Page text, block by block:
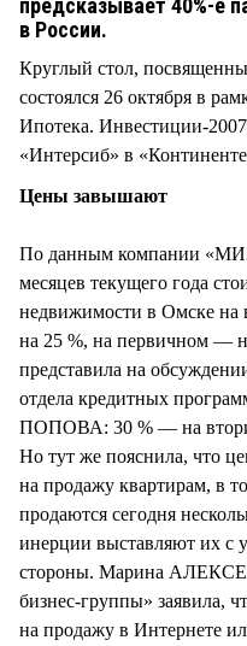
предсказывает 40%-е
в России.
Круглый стол,
состоялся 26 октября в
Ипотека. Инвестиции-
«Интерсиб» в
Цены завышают
По данным компании
месяцев текущего года
недвижимости в Омске на
на 25 %, на первичном —
представила на
отдела кредитных
ПОПОВА: 30 % — на
Но тут же пояснила, что
на продажу квартирам, в
продаются сегодня
инерции выставляют их с
стороны. Марина
бизнес-группы» заявила,
на продажу в Интернете